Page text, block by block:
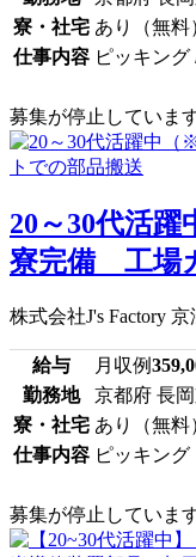
寮・社宅 あり（無料
仕事内容 ピッキング
募集が停止していま
20～30代活
寮完備 工場
株式会社J's Factory
給与 月収例
勤務地
京都府 長
寮・社宅 あり（無料
仕事内容 ピッキング
募集が停止していま